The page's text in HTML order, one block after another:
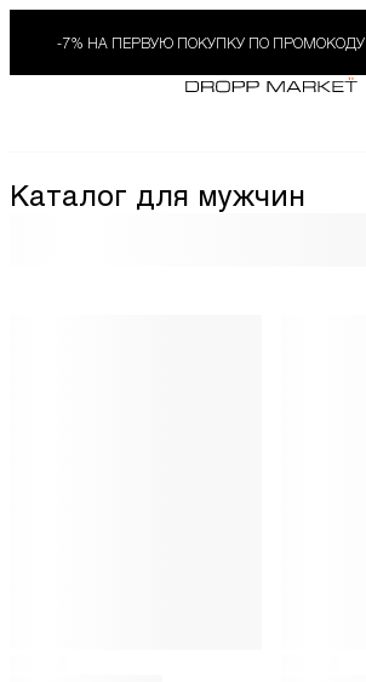
-7% НА ПЕРВУЮ ПОКУПКУ ПО ПРОМОКОДУ
Каталог для мужчин